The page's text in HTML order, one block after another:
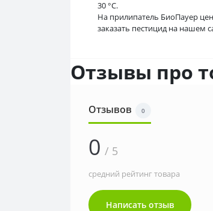
30 °С.
На прилипатель БиоПауер
заказать пестицид на нашем
Отзывы про
Отзывов 0
0 / 5
средний рейтинг товара
Написать отзыв